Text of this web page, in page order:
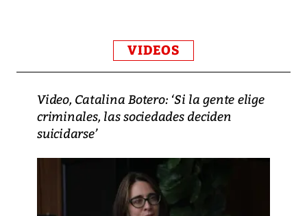
VIDEOS
Video, Catalina Botero: ‘Si la gente elige
criminales, las sociedades deciden
suicidarse’